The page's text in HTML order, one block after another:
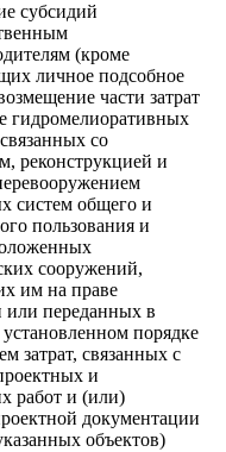
субсидий
(кроме
личное подсобное
части затрат
гидромелиоративных
со
реконструкцией и
систем общего и
пользования и
сооружений,
им на праве
или переданных в
порядке
затрат, связанных с
и
работ и (или)
документации
объектов)